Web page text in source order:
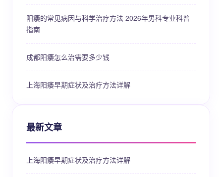
阳痿的常见病因与科学治疗方法 2026年男科专业科普
指南
成都阳痿怎么治需要多少钱
上海阳痿早期症状及治疗方法详解
最新文章
上海阳痿早期症状及治疗方法详解